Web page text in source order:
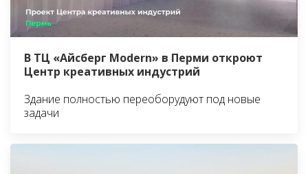
В ТЦ «Айсберг Modern» в Перми откроют
Центр креативных индустрий
Здание полностью переоборудуют под новые
задачи